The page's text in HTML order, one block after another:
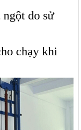
do sử
chạy khi